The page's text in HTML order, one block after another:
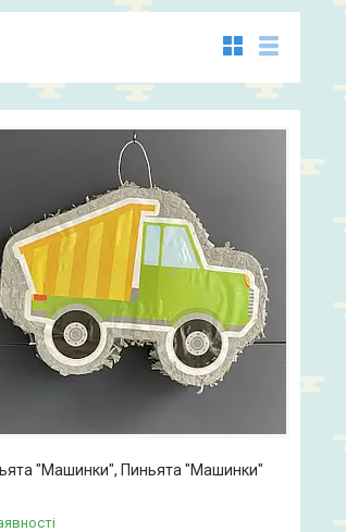
"Машинки", Пиньята "Машинки"